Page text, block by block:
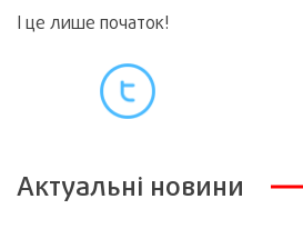
І це лише початок!
Актуальні новини